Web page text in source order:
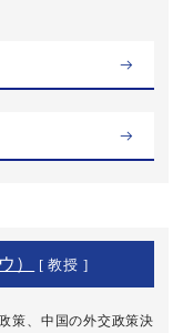
） [ 教授 ]
策、中国の外交政策決